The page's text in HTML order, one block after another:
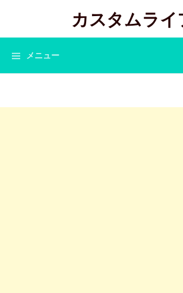
テ
キ
カスタムライ
メニュー